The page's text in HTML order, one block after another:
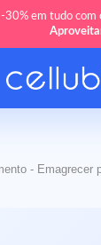
30% em tudo
- Emagrecer